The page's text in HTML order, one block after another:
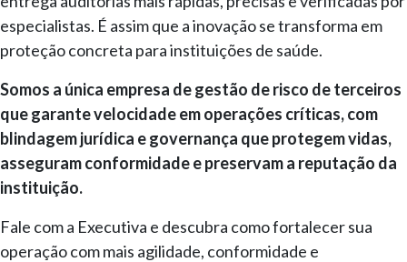
especialistas. É assim que a inovação se transforma em
proteção concreta para instituições de saúde.
Somos a única empresa de gestão de risco de terceiros
que garante velocidade em operações críticas, com
blindagem jurídica e governança que protegem vidas,
asseguram conformidade e preservam a reputação da
instituição.
Fale com a Executiva e descubra como fortalecer sua
operação com mais agilidade, conformidade e